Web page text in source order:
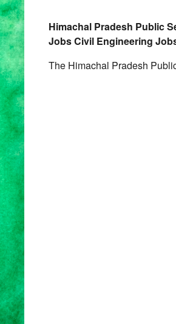
Himachal Pradesh Public
JobsCivil Engineering
The Himachal Pradesh